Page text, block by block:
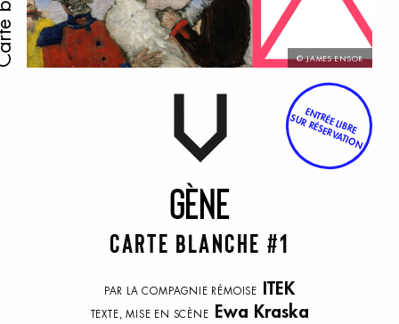
© JAMES ENSOR
ENTRÉE LIBRE
SUR RÉSERVATION
Gène
Carte blanche #1
PAR LA COMPAGNIE RÉMOISE ITEK
TEXTE, MISE EN SCÈNE Ewa Kraska